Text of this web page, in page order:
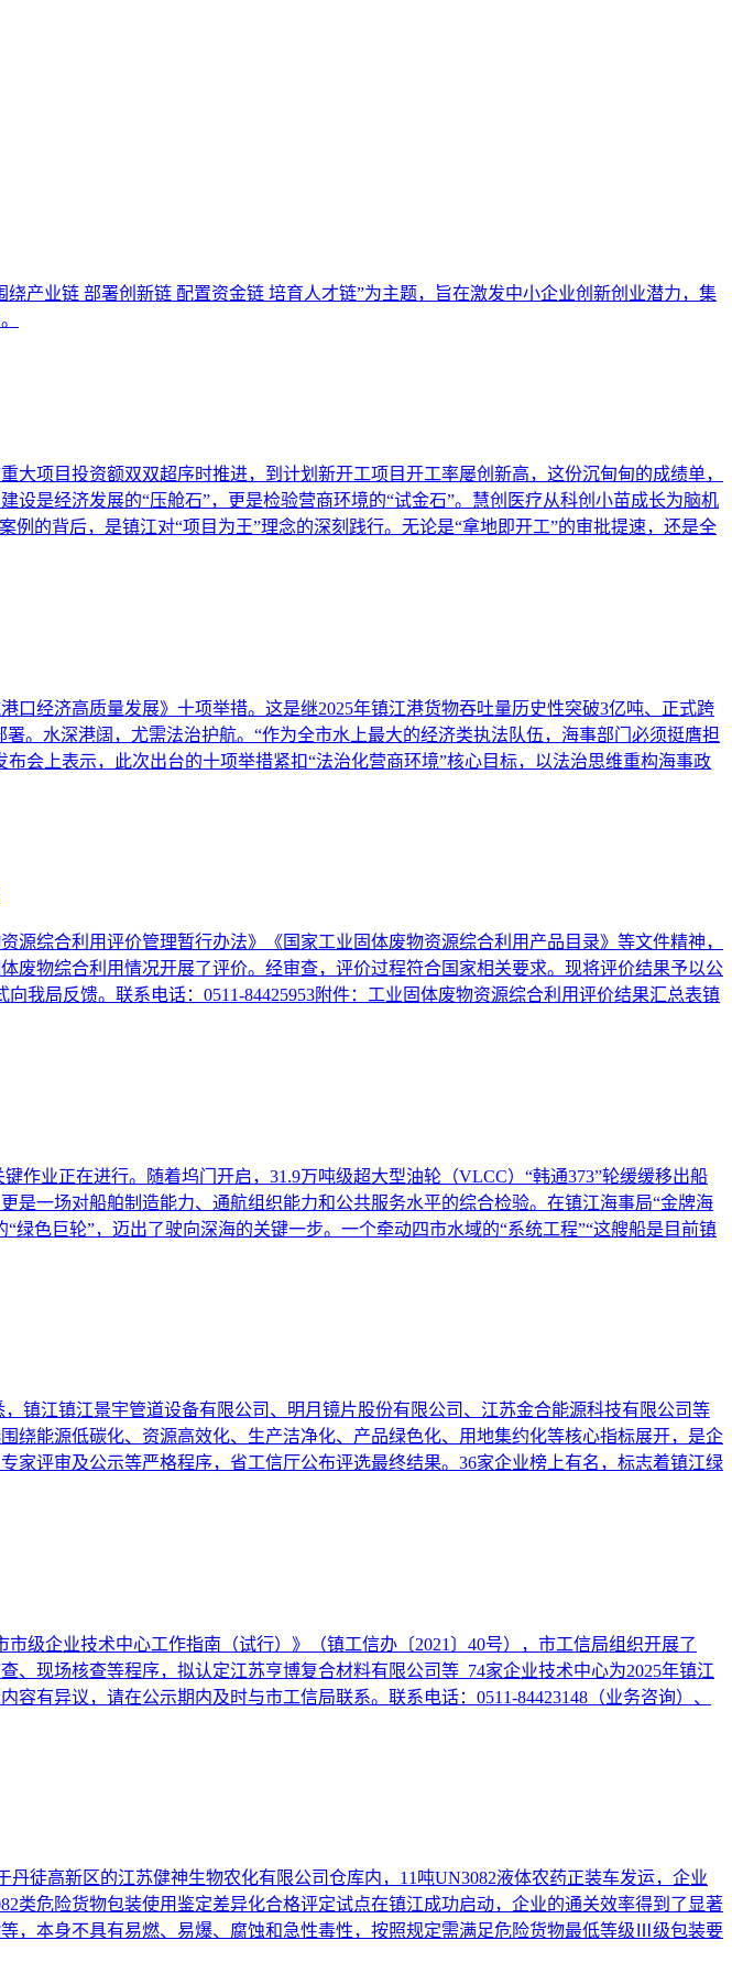
产业链 部署创新链 配置资金链 培育人才链”为主题，旨在激发中小企业创新创业潜力，集
项目投资额双双超序时推进，到计划新开工项目开工率屡创新高，这份沉甸甸的成绩单，
是经济发展的“压舱石”，更是检验营商环境的“试金石”。慧创医疗从科创小苗成长为脑机
的背后，是镇江对“项目为王”理念的深刻践行。无论是“拿地即开工”的审批提速，还是全
经济高质量发展》十项举措。这是继2025年镇江港货物吞吐量历史性突破3亿吨、正式跨
。水深港阔，尤需法治护航。“作为全市水上最大的经济类执法队伍，海事部门必须挺膺担
会上表示，此次出台的十项举措紧扣“法治化营商环境”核心目标，以法治思维重构海事政
综合利用评价管理暂行办法》《国家工业固体废物资源综合利用产品目录》等文件精神，
废物综合利用情况开展了评价。经审查，评价过程符合国家相关要求。现将评价结果予以公
我局反馈。联系电话：0511-84425953附件：工业固体废物资源综合利用评价结果汇总表镇
作业正在进行。随着坞门开启，31.9万吨级超大型油轮（VLCC）“韩通373”轮缓缓移出船
一场对船舶制造能力、通航组织能力和公共服务水平的综合检验。在镇江海事局“金牌海
色巨轮”，迈出了驶向深海的关键一步。一个牵动四市水域的“系统工程”“这艘船是目前镇
镇江镇江景宇管道设备有限公司、明月镜片股份有限公司、江苏金合能源科技有限公司等
绕能源低碳化、资源高效化、生产洁净化、产品绿色化、用地集约化等核心指标展开，是企
评审及公示等严格程序，省工信厅公布评选最终结果。36家企业榜上有名，标志着镇江绿
级企业技术中心工作指南（试行）》（镇工信办〔2021〕40号），市工信局组织开展了
、现场核查等程序，拟认定江苏亨博复合材料有限公司等 74家企业技术中心为2025年镇江
有异议，请在公示期内及时与市工信局联系。联系电话：0511-84423148（业务咨询）、
徒高新区的江苏健神生物农化有限公司仓库内，11吨UN3082液体农药正装车发运，企业
类危险货物包装使用鉴定差异化合格评定试点在镇江成功启动，企业的通关效率得到了显著
，本身不具有易燃、易爆、腐蚀和急性毒性，按照规定需满足危险货物最低等级Ⅲ级包装要